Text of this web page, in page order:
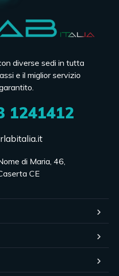
diverse sedi in tutta
e il miglior servizio
1241412
di Maria, 46,
CE